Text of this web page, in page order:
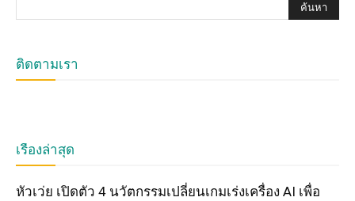
ติดตามเรา
เรื่องล่าสุด
หัวเว่ย เปิดตัว 4 นวัตกรรมเปลี่ยนเกมเร่งเครื่อง AI เพื่อ